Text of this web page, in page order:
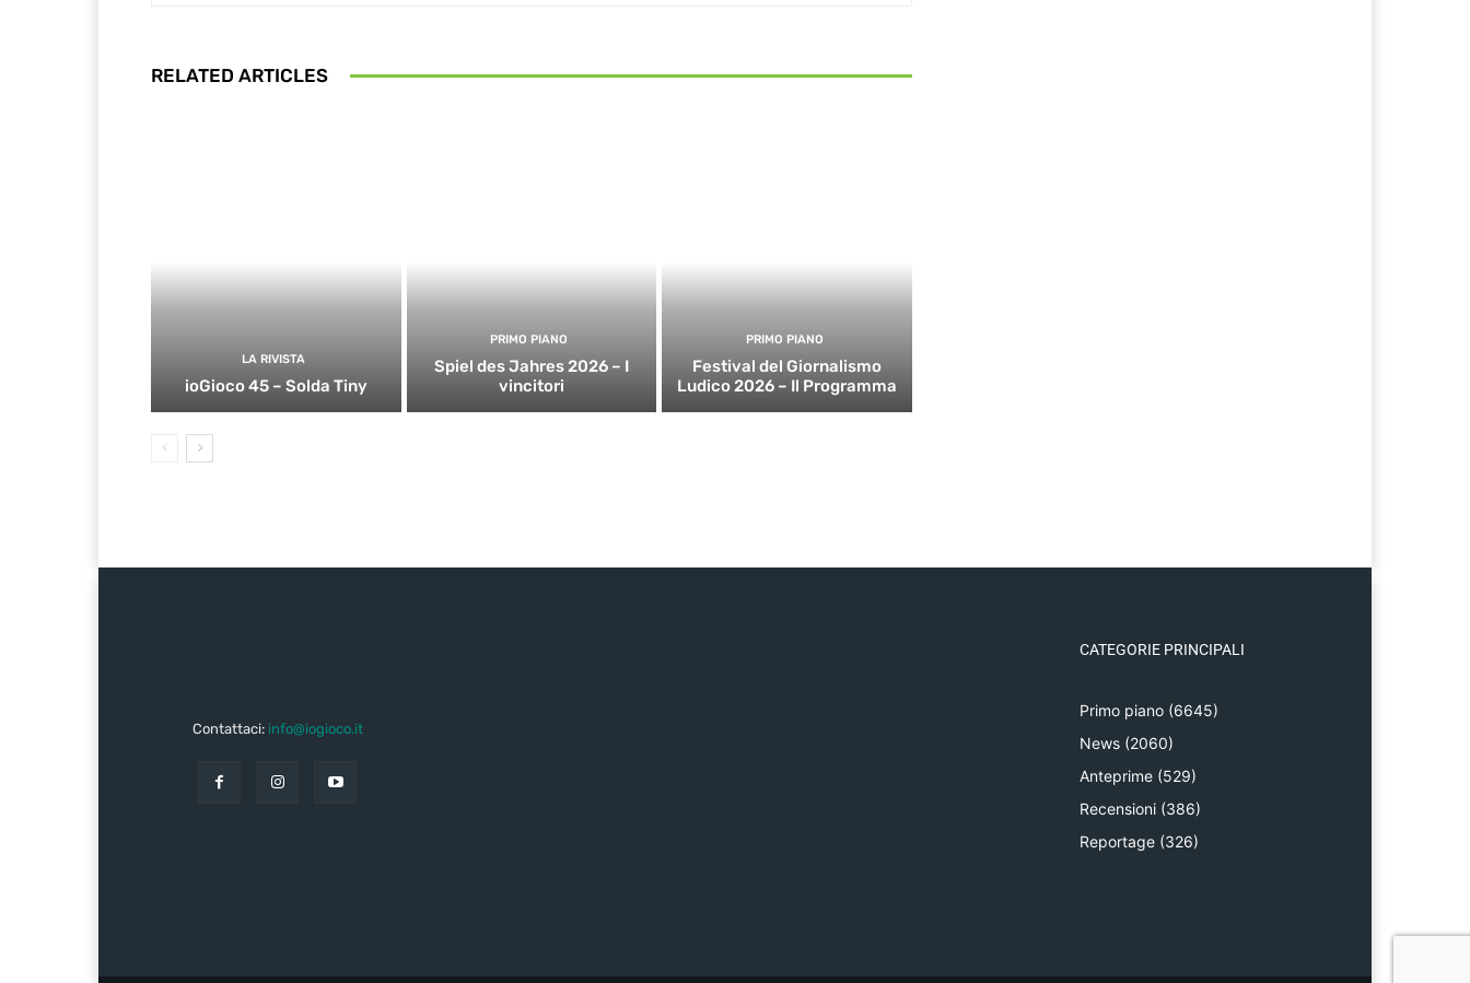
RELATED ARTICLES
LA RIVISTA
ioGioco 45 – Solda Tiny
PRIMO PIANO
Spiel des Jahres 2026 – I
vincitori
PRIMO PIANO
Festival del Giornalismo
Ludico 2026 – Il Programma
Contattaci: info@iogioco.it
CATEGORIE PRINCIPALI
Primo piano (6645)
News (2060)
Anteprime (529)
Recensioni (386)
Reportage (326)